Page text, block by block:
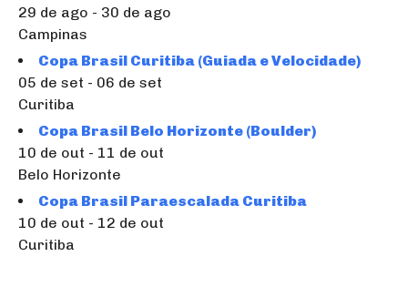
29 de ago - 30 de ago
Campinas
Copa Brasil Curitiba (Guiada e Velocidade)
05 de set - 06 de set
Curitiba
Copa Brasil Belo Horizonte (Boulder)
10 de out - 11 de out
Belo Horizonte
Copa Brasil Paraescalada Curitiba
10 de out - 12 de out
Curitiba